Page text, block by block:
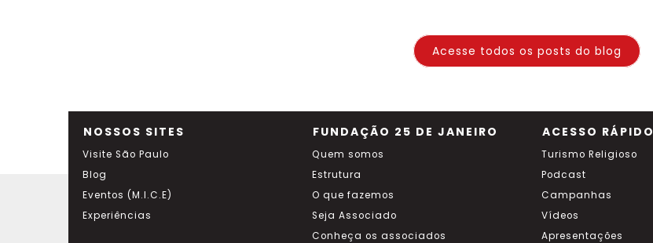
Acesse todos os posts do blog
NOSSOS SITES
Visite São Paulo
Blog
Eventos (M.I.C.E)
Experiências
FUNDAÇÃO 25 DE JANEIRO
Quem somos
Estrutura
O que fazemos
Seja Associado
Conheça os associados
ACESSO RÁPIDO
Turismo Religioso
Podcast
Campanhas
Vídeos
Apresentações